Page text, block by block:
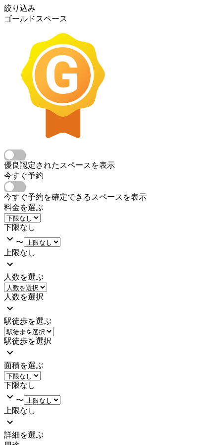
絞り込み
ゴールドスペース
優良認定されたスペースを表示
今すぐ予約
今すぐ予約を確定できるスペースを表示
料金を選ぶ
下限なし
〜
上限なし
人数を選ぶ
人数を選択
駅徒歩を選ぶ
駅徒歩を選択
面積を選ぶ
下限なし
〜
上限なし
詳細を選ぶ